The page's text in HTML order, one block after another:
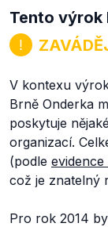
Tento výrok
V kontexu
Brně Onderka
poskytuje
organizací.
(podle
což je znatelný
Pro rok 2014